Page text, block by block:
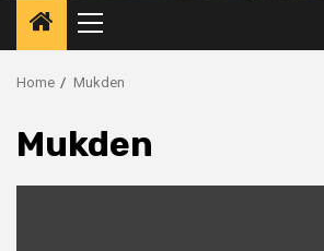
Primary
Menu
Home Mukden
Mukden